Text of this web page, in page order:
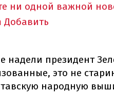
ни одной важной
Добавить
надели президент
это не
народную